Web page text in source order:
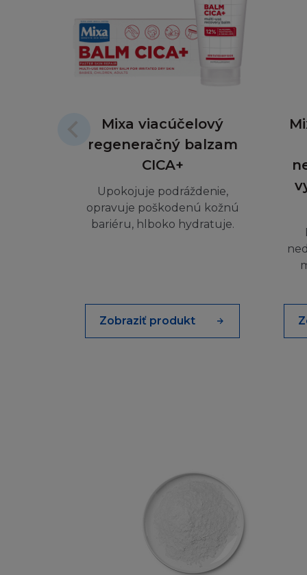
Mixa viacúčelový
regeneračný balzam
CICA+
Upokojuje podráždenie,
opravuje poškodenú kožnú
bariéru, hlboko hydratuje.
Zobraziť produkt
předpisů o
Žádná obchodní
předchozího
Souhlasíte, že
nepovolený
Stránka nebo
LICENCE A
Nezískáváte
v souladu s
Pokud není
utajovat, šířit,
Firma L´Oréal
přes
stránku, ať přes
použity k
(ani celá, ani její
databázových